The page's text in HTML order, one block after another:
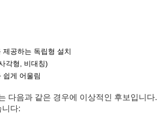
공하는 독립형 설치
각형, 비대칭)
쉽게 어울림
다음과 같은 경우에 이상적인 후보입니다.
다: